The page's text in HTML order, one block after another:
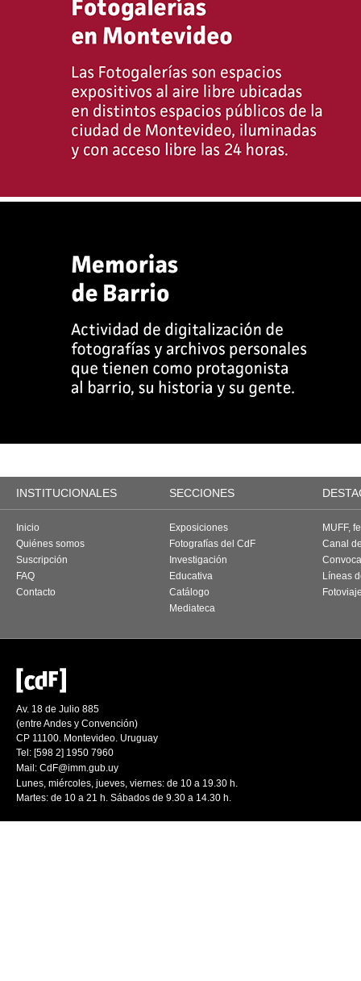
INSTITUCIONALES SECCIONES
Inicio
Quiénes somos
Suscripción
FAQ
Contacto
Exposiciones
Fotografías del CdF
Investigación
Educativa
Catálogo
Mediateca
MUFF,
Canal
Líneas
Av. 18 de Julio 885
(entre Andes y Convención)
CP 11100. Montevideo. Uruguay
Tel: [598 2] 1950 7960
Mail: CdF@imm.gub.uy
Lunes, miércoles, jueves, viernes: de 10 a 19.30 h.
Martes: de 10 a 21 h. Sábados de 9.30 a 14.30 h.